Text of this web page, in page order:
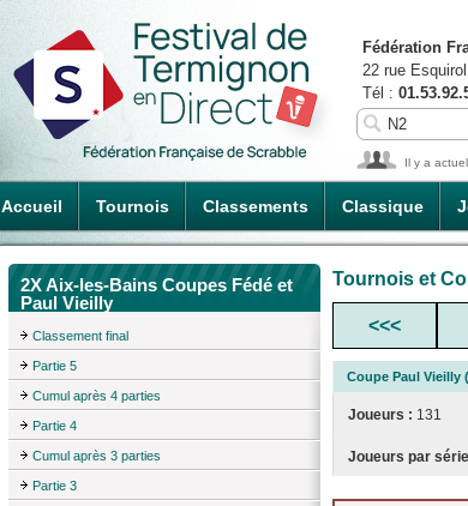
Accueil Tournois Classements Classique
Fédération
22 rue
Tél :
Il y a
2X Aix-les-Bains Coupes Fédé et
Paul Vieilly
Classement final
Partie 5
Cumul après 4 parties
Partie 4
Cumul après 3 parties
Partie 3
Tournois et
<<<
Coupe Paul Vieilly
Joueurs : 131
Joueurs par